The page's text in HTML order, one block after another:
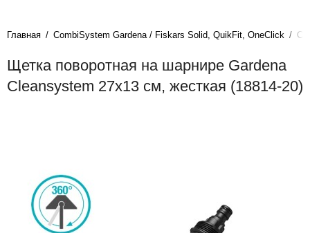
Главная CombiSystem Gardena / Fiskars Solid, QuikFit, OneClick
Щетка поворотная на шарнире Gardena
Cleansystem 27х13 см, жесткая (18814-20)